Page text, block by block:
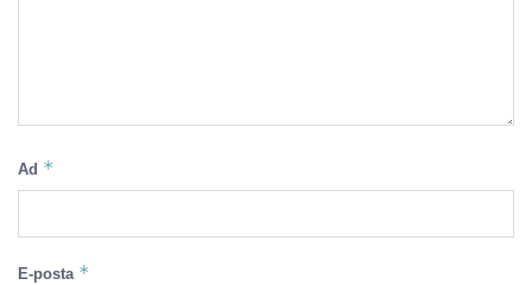
Ad *
E-posta *